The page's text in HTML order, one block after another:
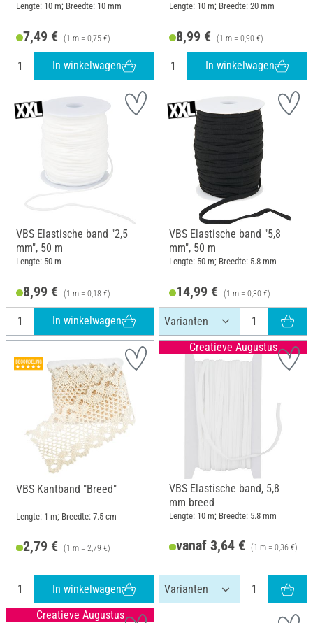
Lengte: 10 m; Breedte: 10 mm
7,49 € (1 m = 0,75 €)
In winkelwagen
Lengte: 10 m; Breedte: 20 mm
8,99 € (1 m = 0,90 €)
In winkelwagen
VBS Elastische band "2,5
mm", 50 m
Lengte: 50 m
8,99 € (1 m = 0,18 €)
In winkelwagen
VBS Elastische band "5,8
mm", 50 m
Lengte: 50 m; Breedte: 5.8 mm
14,99 € (1 m = 0,30 €)
VBS Kantband "Breed"
Lengte: 1 m; Breedte: 7.5 cm
2,79 € (1 m = 2,79 €)
In winkelwagen
Creatieve Augustus
VBS Elastische band, 5,8
mm breed
Lengte: 10 m; Breedte: 5.8 mm
vanaf 3,64 € (1 m = 0,36 €)
Creatieve Augustus